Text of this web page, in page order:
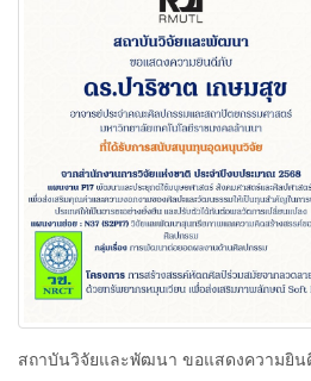
สถาบันวิจัยและพัฒนา ขอแสดงความยิน